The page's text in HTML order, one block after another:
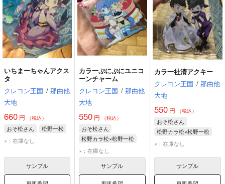
いちまーちゃんアクス
タ
クレヨン王国 / 那由他
大地
660 円 （税込）
おそ松さん
松野一松
×：在庫なし
サンプル
カラ一ぷにぷにユニコ
ーンチャーム
クレヨン王国 / 那由他
大地
550 円 （税込）
おそ松さん
松野カラ松×松野一松
松野カラ松
×：在庫なし
サンプル
カラ一社清アクキー
クレヨン王国 / 那由他
大地
550円 （税込）
おそ松さん
松野カラ松×松野一松
松野カラ松
×：在庫なし
サンプル